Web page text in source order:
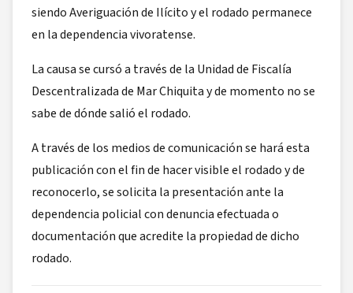
siendo Averiguación de Ilícito y el rodado permanece
en la dependencia vivoratense.
La causa se cursó a través de la Unidad de Fiscalía
Descentralizada de Mar Chiquita y de momento no se
sabe de dónde salió el rodado.
A través de los medios de comunicación se hará esta
publicación con el fin de hacer visible el rodado y de
reconocerlo, se solicita la presentación ante la
dependencia policial con denuncia efectuada o
documentación que acredite la propiedad de dicho
rodado.